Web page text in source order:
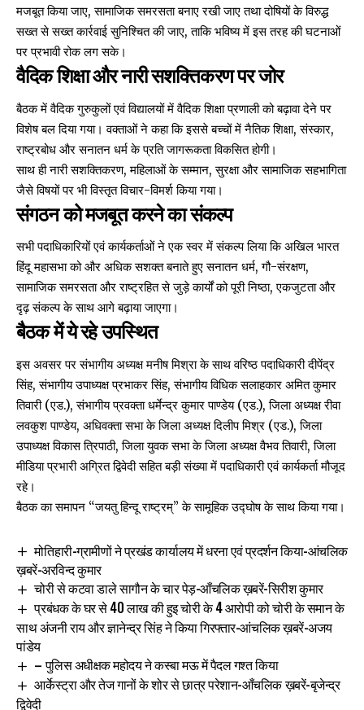
मजबूत किया जाए, सामाजिक समरसता बनाए रखी जाए तथा दोषियों के विरुद्ध
सख्त से सख्त कार्रवाई सुनिश्चित की जाए, ताकि भविष्य में इस तरह की घटनाओं
पर प्रभावी रोक लग सके।
वैदिक शिक्षा और नारी सशक्तिकरण पर जोर
बैठक में वैदिक गुरुकुलों एवं विद्यालयों में वैदिक शिक्षा प्रणाली को बढ़ावा देने पर
विशेष बल दिया गया। वक्ताओं ने कहा कि इससे बच्चों में नैतिक शिक्षा, संस्कार,
राष्ट्रबोध और सनातन धर्म के प्रति जागरूकता विकसित होगी।
साथ ही नारी सशक्तिकरण, महिलाओं के सम्मान, सुरक्षा और सामाजिक सहभागिता
जैसे विषयों पर भी विस्तृत विचार-विमर्श किया गया।
संगठन को मजबूत करने का संकल्प
सभी पदाधिकारियों एवं कार्यकर्ताओं ने एक स्वर में संकल्प लिया कि अखिल भारत
हिंदू महासभा को और अधिक सशक्त बनाते हुए सनातन धर्म, गौ-संरक्षण,
सामाजिक समरसता और राष्ट्रहित से जुड़े कार्यों को पूरी निष्ठा, एकजुटता और
दृढ़ संकल्प के साथ आगे बढ़ाया जाएगा।
बैठक में ये रहे उपस्थित
इस अवसर पर संभागीय अध्यक्ष मनीष मिश्रा के साथ वरिष्ठ पदाधिकारी दीपेंद्र
सिंह, संभागीय उपाध्यक्ष प्रभाकर सिंह, संभागीय विधिक सलाहकार अमित कुमार
तिवारी (एड.), संभागीय प्रवक्ता धर्मेन्द्र कुमार पाण्डेय (एड.), जिला अध्यक्ष रीवा
लवकुश पाण्डेय, अधिवक्ता सभा के जिला अध्यक्ष दिलीप मिश्र (एड.), जिला
उपाध्यक्ष विकास त्रिपाठी, जिला युवक सभा के जिला अध्यक्ष वैभव तिवारी, जिला
मीडिया प्रभारी अग्रित द्विवेदी सहित बड़ी संख्या में पदाधिकारी एवं कार्यकर्ता मौजूद
रहे।
बैठक का समापन “जयतु हिन्दू राष्ट्रम्” के सामूहिक उद्घोष के साथ किया गया।
मोतिहारी-ग्रामीणों ने प्रखंड कार्यालय में धरना एवं प्रदर्शन किया-आंचलिक
ख़बरें-अरविन्द कुमार
चोरी से कटवा डाले सागौन के चार पेड़-आँचलिक ख़बरें-सिरीश कुमार
प्रबंधक के घर से 40 लाख की हुइ चोरी के 4 आरोपी को चोरी के समान के
साथ अंजनी राय और ज्ञानेन्द्र सिंह ने किया गिरफ्तार-आंचलिक ख़बरें-अजय
पांडेय
– पुलिस अधीक्षक महोदय ने कस्बा मऊ में पैदल गश्त किया
आर्केस्ट्रा और तेज गानों के शोर से छात्र परेशान-आँचलिक ख़बरें-बृजेन्द्र
द्विवेदी